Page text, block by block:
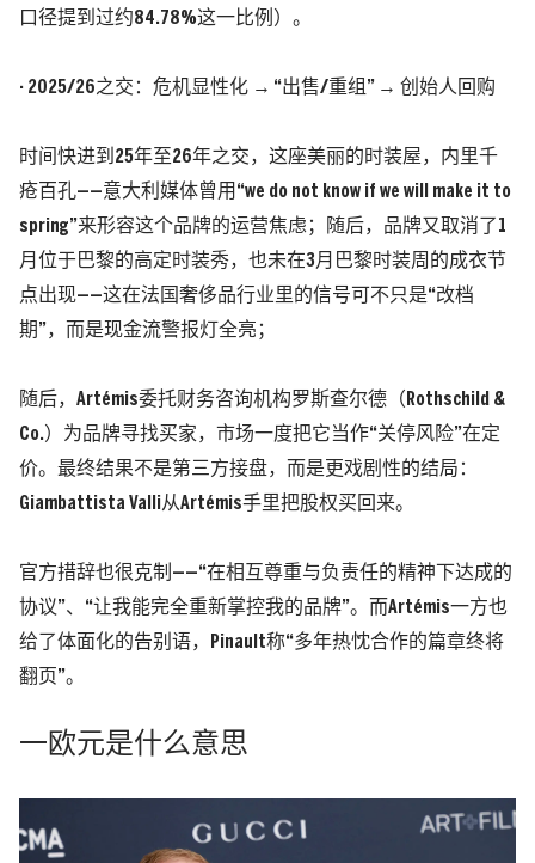
口径提到过约84.78%这一比例） 。
· 2025/26之交：危机显性化 → “出售/重组” → 创始人回购
时间快进到25年至26年之交，这座美丽的时装屋，内里千
疮百孔——意大利媒体曾用“we do not know if we will make it to
spring”来形容这个品牌的运营焦虑；随后，品牌又取消了1
月位于巴黎的高定时装秀，也未在3月巴黎时装周的成衣节
点出现——这在法国奢侈品行业里的信号可不只是“改档
期”，而是现金流警报灯全亮；
随后，Artémis委托财务咨询机构罗斯查尔德 （Rothschild &
Co.） 为品牌寻找买家，市场一度把它当作“关停风险”在定
价。最终结果不是第三方接盘，而是更戏剧性的结局：
Giambattista Valli从Artémis手里把股权买回来。
官方措辞也很克制——“在相互尊重与负责任的精神下达成的
协议”、“让我能完全重新掌控我的品牌”。而Artémis一方也
给了体面化的告别语，Pinault称“多年热忱合作的篇章终将
翻页”。
一欧元是什么意思